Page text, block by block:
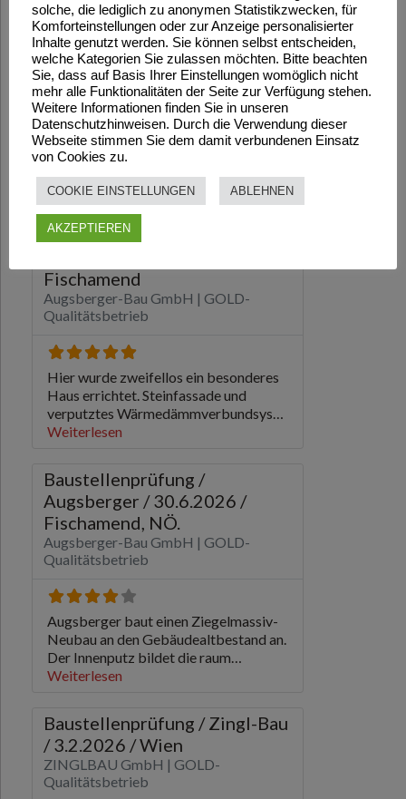
solche, die lediglich zu anonymen Statistikzwecken, für
Komforteinstellungen oder zur Anzeige personalisierter
Inhalte genutzt werden. Sie können selbst entscheiden,
welche Kategorien Sie zulassen möchten. Bitte beachten
Sie, dass auf Basis Ihrer Einstellungen womöglich nicht
mehr alle Funktionalitäten der Seite zur Verfügung stehen.
Weitere Informationen finden Sie in unseren
Datenschutzhinweisen. Durch die Verwendung dieser
Webseite stimmen Sie dem damit verbundenen Einsatz
von Cookies zu.
COOKIE EINSTELLUNGEN ABLEHNEN
AKZEPTIEREN